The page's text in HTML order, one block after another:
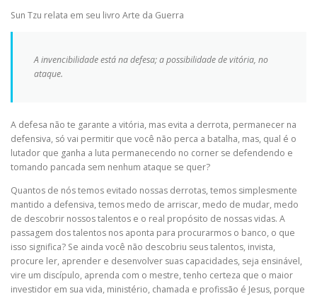
Sun Tzu relata em seu livro Arte da Guerra
A invencibilidade está na defesa; a possibilidade de vitória, no
ataque.
A defesa não te garante a vitória, mas evita a derrota, permanecer na
defensiva, só vai permitir que você não perca a batalha, mas, qual é o
lutador que ganha a luta permanecendo no corner se defendendo e
tomando pancada sem nenhum ataque se quer?
Quantos de nós temos evitado nossas derrotas, temos simplesmente
mantido a defensiva, temos medo de arriscar, medo de mudar, medo
de descobrir nossos talentos e o real propósito de nossas vidas. A
passagem dos talentos nos aponta para procurarmos o banco, o que
isso significa? Se ainda você não descobriu seus talentos, invista,
procure ler, aprender e desenvolver suas capacidades, seja ensinável,
vire um discípulo, aprenda com o mestre, tenho certeza que o maior
investidor em sua vida, ministério, chamada e profissão é Jesus, porque